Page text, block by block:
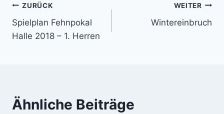
Beitragsnavigation
ZURÜCK
Spielplan Fehnpokal
Halle 2018 – 1. Herren
WEITER
Wintereinbruch
Ähnliche Beiträge